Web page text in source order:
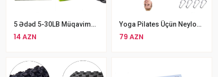
5 Ədəd 5-30LB Müqavimət Bantları AYAQ JQUTU
14 AZN
Yoga Pilates Üçün Neylon Yelləncək
79 AZN